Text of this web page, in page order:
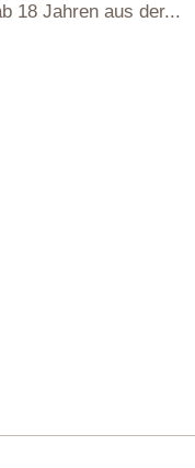
18 Jahren aus der...